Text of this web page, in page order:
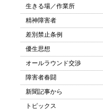
生きる場／作業所
精神障害者
差別禁止条例
優生思想
オールラウンド交渉
障害者春闘
新聞記事から
トピックス